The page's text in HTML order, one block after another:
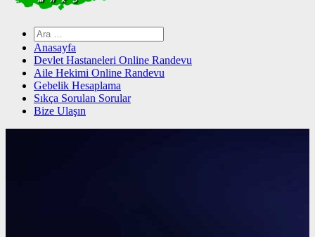
Arama:
Anasayfa
Devlet Hastaneleri Online Randevu
Aile Hekimi Online Randevu
Gebelik Hesaplama
Sıkça Sorulan Sorular
Bize Ulaşın